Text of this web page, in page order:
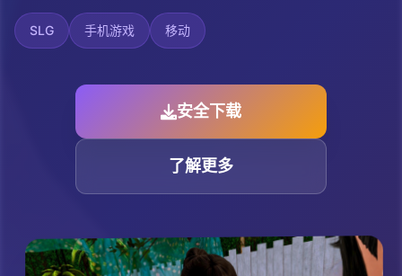
SLG 手机游戏 移动
安全下载
了解更多